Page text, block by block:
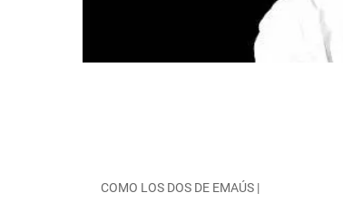
COMO LOS DOS DE EMAÚS |